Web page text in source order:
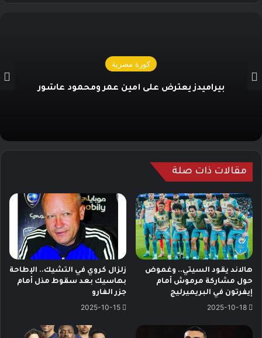
كورة مصرية
بيراميدز يعترض على أمين عمر ومحمود عاشور
مقالات ذات صلة
هالاند يقود السيتي.. وغموض
حول مشاركة مرموش أمام
إيفرتون في البريميرليج
2025-10-18
زلزال كروي في التشيك.. الإطاحة
بهاسيك بعد سقوط مذل أمام
جزر الفارو
2025-10-15